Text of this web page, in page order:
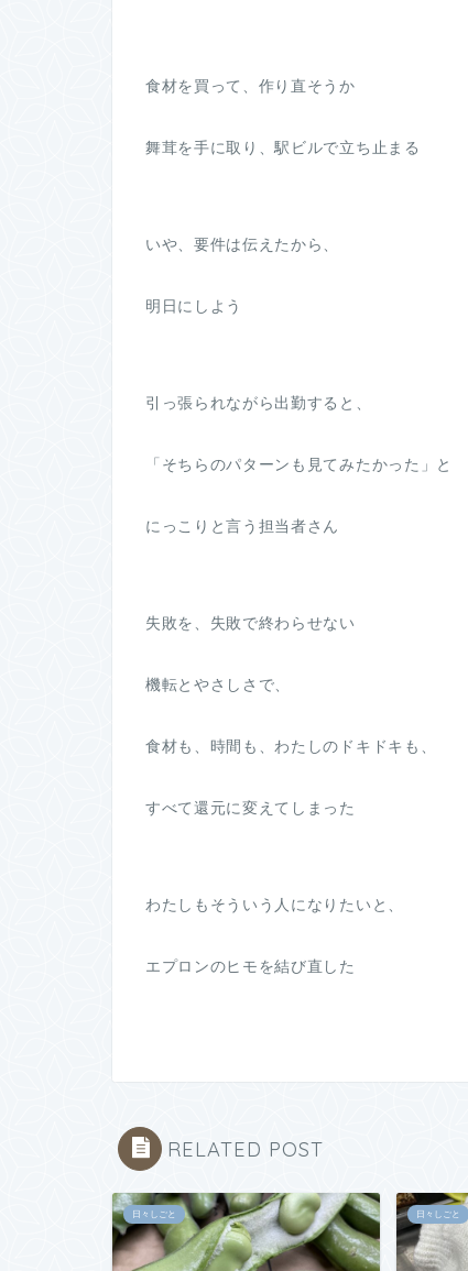
食材を買って、作り直そうか
舞茸を手に取り、駅ビルで立ち止まる
いや、要件は伝えたから、
明日にしよう
引っ張られながら出勤すると、
「そちらのパターンも見てみたかった」と
にっこりと言う担当者さん
失敗を、失敗で終わらせない
機転とやさしさで、
食材も、時間も、わたしのドキドキも、
すべて還元に変えてしまった
わたしもそういう人になりたいと、
エプロンのヒモを結び直した
RELATED POST
日々しごと 日々しごと